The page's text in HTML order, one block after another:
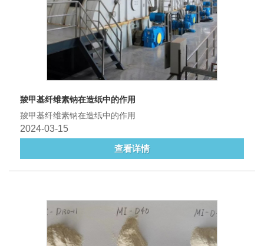
羧甲基纤维素钠在造纸中的作用
羧甲基纤维素钠在造纸中的作用
2024-03-15
查看详情